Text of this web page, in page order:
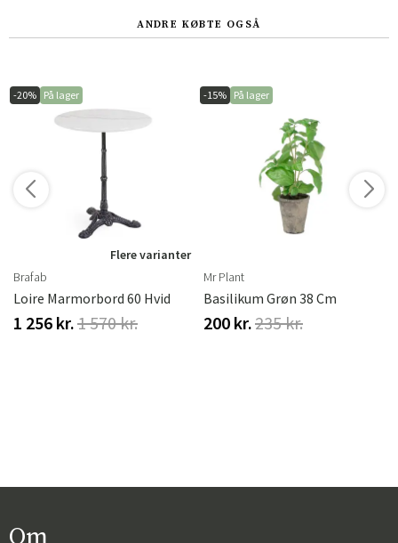
ANDRE KØBTE OGSÅ
-20% På lager
Flere varianter
Brafab
Loire Marmorbord 60 Hvid
1 256 kr.1 570 kr.
-15% På lager
Mr Plant
Basilikum Grøn 38 Cm
200 kr.235 kr.